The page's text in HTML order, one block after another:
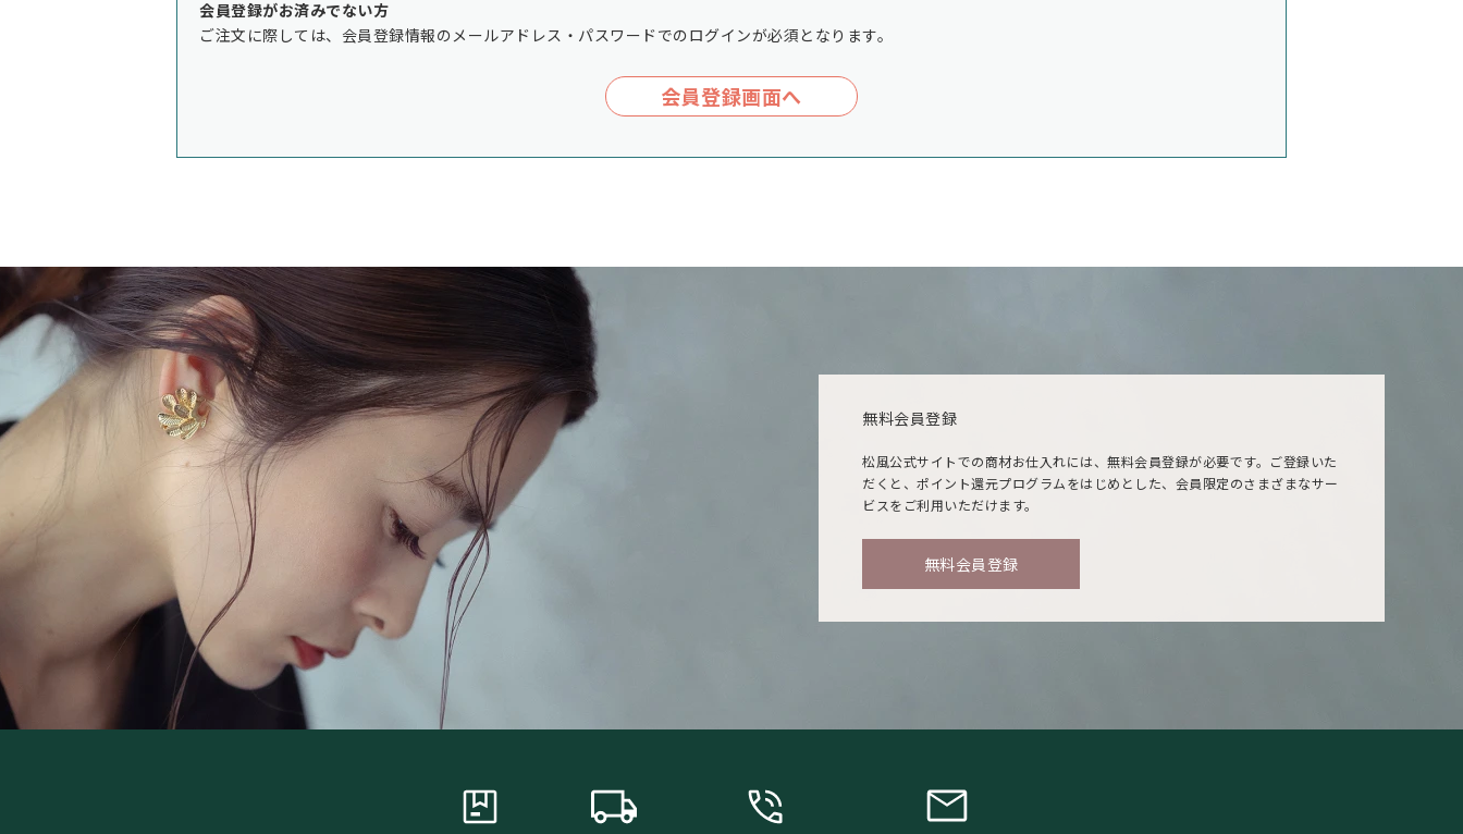
会員登録がお済みでない方
ご注文に際しては、会員登録情報のメールアドレス・パスワードでのログインが必須となります。
会員登録画面へ
無料会員登録
松風公式サイトでの商材お仕入れには、無料会員登録が必要です。ご登録いた
だくと、ポイント還元プログラムをはじめとした、会員限定のさまざまなサー
ビスをご利用いただけます。
無料会員登録